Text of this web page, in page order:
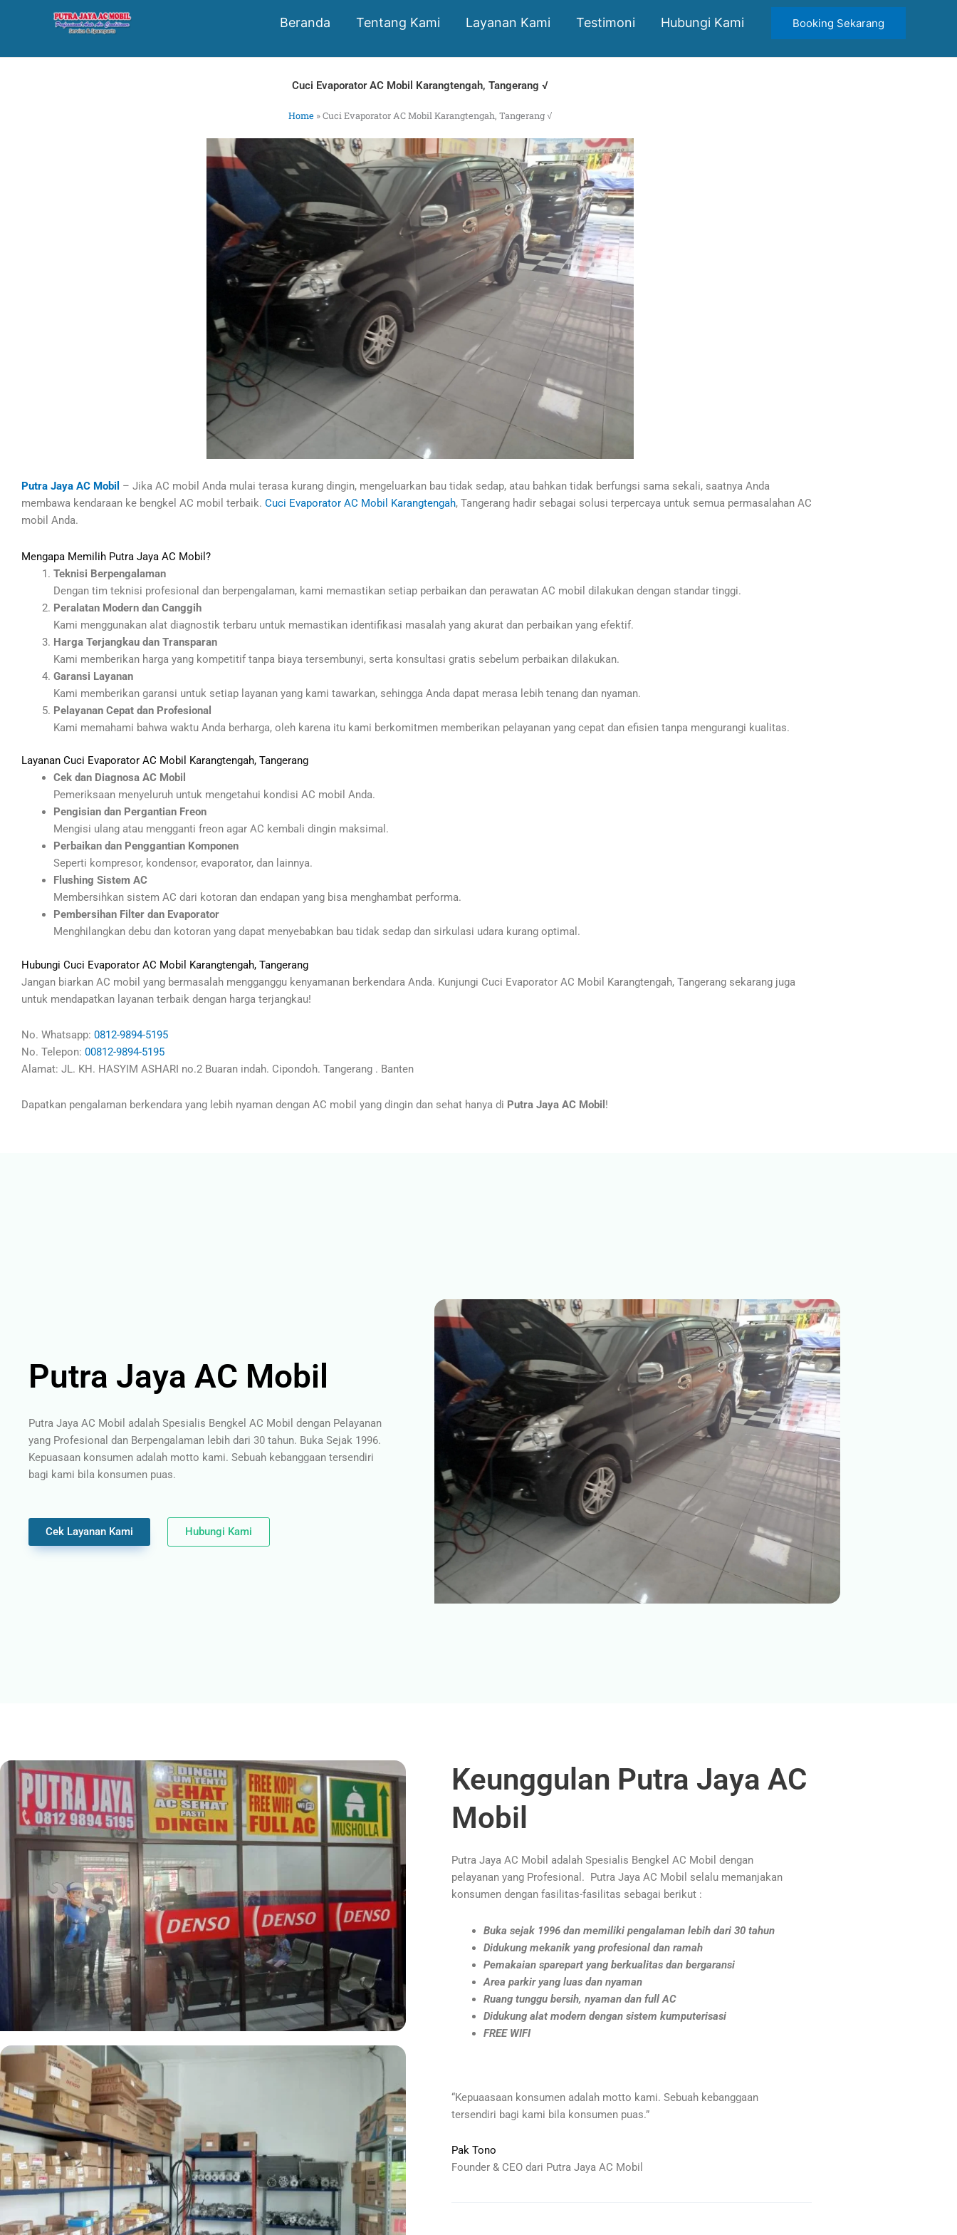
Beranda Tentang Kami Layanan Kami Testimoni Hubungi Kami Booking Sekarang
Cuci Evaporator AC Mobil Karangtengah, Tangerang √
Home »Cuci Evaporator AC Mobil Karangtengah, Tangerang √
Putra Jaya AC Mobil – Jika AC mobil Anda mulai terasa kurang dingin, mengeluarkan bau tidak sedap, atau bahkan tidak berfungsi sama sekali, saatnya Anda
membawa kendaraan ke bengkel AC mobil terbaik. Cuci Evaporator AC Mobil Karangtengah, Tangerang hadir sebagai solusi terpercaya untuk semua permasalahan AC
mobil Anda.
Mengapa Memilih Putra Jaya AC Mobil?
Teknisi Berpengalaman
Dengan tim teknisi profesional dan berpengalaman, kami memastikan setiap perbaikan dan perawatan AC mobil dilakukan dengan standar tinggi.
Peralatan Modern dan Canggih
Kami menggunakan alat diagnostik terbaru untuk memastikan identifikasi masalah yang akurat dan perbaikan yang efektif.
Harga Terjangkau dan Transparan
Kami memberikan harga yang kompetitif tanpa biaya tersembunyi, serta konsultasi gratis sebelum perbaikan dilakukan.
Garansi Layanan
Kami memberikan garansi untuk setiap layanan yang kami tawarkan, sehingga Anda dapat merasa lebih tenang dan nyaman.
Pelayanan Cepat dan Profesional
Kami memahami bahwa waktu Anda berharga, oleh karena itu kami berkomitmen memberikan pelayanan yang cepat dan efisien tanpa mengurangi kualitas.
Layanan Cuci Evaporator AC Mobil Karangtengah, Tangerang
Cek dan Diagnosa AC Mobil
Pemeriksaan menyeluruh untuk mengetahui kondisi AC mobil Anda.
Pengisian dan Pergantian Freon
Mengisi ulang atau mengganti freon agar AC kembali dingin maksimal.
Perbaikan dan Penggantian Komponen
Seperti kompresor, kondensor, evaporator, dan lainnya.
Flushing Sistem AC
Membersihkan sistem AC dari kotoran dan endapan yang bisa menghambat performa.
Pembersihan Filter dan Evaporator
Menghilangkan debu dan kotoran yang dapat menyebabkan bau tidak sedap dan sirkulasi udara kurang optimal.
Hubungi Cuci Evaporator AC Mobil Karangtengah, Tangerang
Jangan biarkan AC mobil yang bermasalah mengganggu kenyamanan berkendara Anda. Kunjungi Cuci Evaporator AC Mobil Karangtengah, Tangerang sekarang juga
untuk mendapatkan layanan terbaik dengan harga terjangkau!
No. Whatsapp: 0812-9894-5195
No. Telepon: 00812-9894-5195
Alamat: JL. KH. HASYIM ASHARI no.2 Buaran indah. Cipondoh. Tangerang . Banten
Dapatkan pengalaman berkendara yang lebih nyaman dengan AC mobil yang dingin dan sehat hanya di Putra Jaya AC Mobil !
Putra Jaya AC Mobil
Putra Jaya AC Mobil adalah Spesialis Bengkel AC Mobil dengan Pelayanan
yang Profesional dan Berpengalaman lebih dari 30 tahun. Buka Sejak 1996.
Kepuasaan konsumen adalah motto kami. Sebuah kebanggaan tersendiri
bagi kami bila konsumen puas.
Cek Layanan Kami Hubungi Kami
Keunggulan Putra Jaya AC
Mobil
Putra Jaya AC Mobil adalah Spesialis Bengkel AC Mobil dengan
pelayanan yang Profesional. Putra Jaya AC Mobil selalu memanjakan
konsumen dengan fasilitas-fasilitas sebagai berikut :
Buka sejak 1996 dan memiliki pengalaman lebih dari 30 tahun
Didukung mekanik yang profesional dan ramah
Pemakaian sparepart yang berkualitas dan bergaransi
Area parkir yang luas dan nyaman
Ruang tunggu bersih, nyaman dan full AC
Didukung alat modern dengan sistem kumputerisasi
FREE WIFI
“Kepuaasaan konsumen adalah motto kami. Sebuah kebanggaan
tersendiri bagi kami bila konsumen puas.”
Pak Tono
Founder & CEO dari Putra Jaya AC Mobil